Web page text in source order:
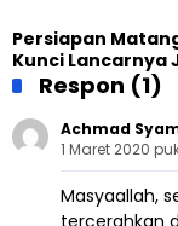
Aksi Kebersihan
Persiapan
Kunci Lancarnya
Salanah 2025 di
Respon (1)
Achmad
1 Maret 2020
Masyaallah,